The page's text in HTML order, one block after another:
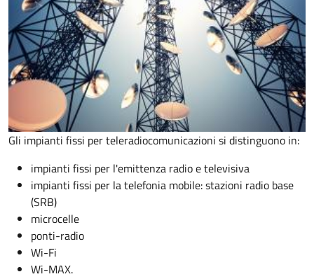
Gli impianti fissi per teleradiocomunicazioni si distinguono in:
impianti fissi per l'emittenza radio e televisiva
impianti fissi per la telefonia mobile: stazioni radio base
(SRB)
microcelle
ponti-radio
Wi-Fi
Wi-MAX.